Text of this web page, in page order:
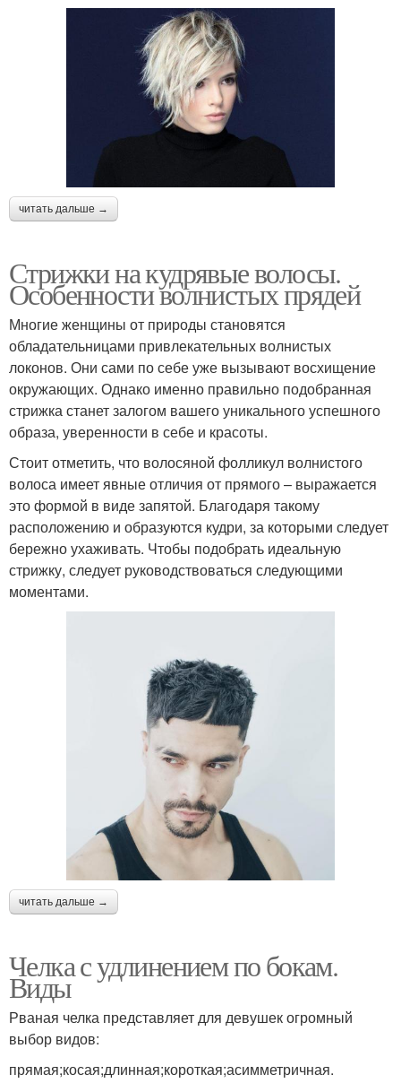
читать дальше →
Стрижки на кудрявые волосы.
Особенности волнистых прядей
Многие женщины от природы становятся
обладательницами привлекательных волнистых
локонов. Они сами по себе уже вызывают восхищение
окружающих. Однако именно правильно подобранная
стрижка станет залогом вашего уникального успешного
образа, уверенности в себе и красоты.
Стоит отметить, что волосяной фолликул волнистого
волоса имеет явные отличия от прямого – выражается
это формой в виде запятой. Благодаря такому
расположению и образуются кудри, за которыми следует
бережно ухаживать. Чтобы подобрать идеальную
стрижку, следует руководствоваться следующими
моментами.
читать дальше →
Челка с удлинением по бокам.
Виды
Рваная челка представляет для девушек огромный
выбор видов:
прямая;косая;длинная;короткая;асимметричная.